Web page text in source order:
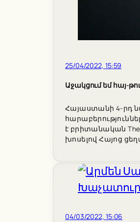
25/04/2022, 15:59
Աջակցում եմ հայ-
Հայաստանի 4-րդ
է բրիտանական
խոսելով Հայոց
04/03/2022, 15:06